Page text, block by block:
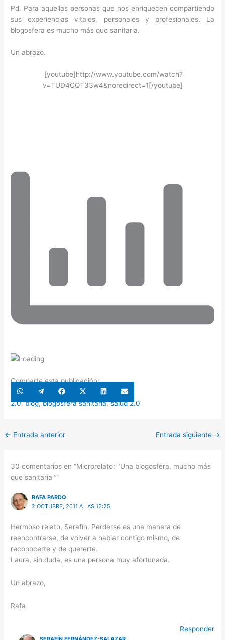
Pd. Para aquellas personas que nos enriquecen compartiendo
sus experiencias vitales, personales y profesionales. La
blogosfera es mucho más que sanitaria.
Un abrazo.
[youtube]http://www.youtube.com/watch?
v=TUD4CQT33w4&noredirect=1[/youtube]
Comparte esta publicación:
Compartir
WhatsApp
Compartir
Telegram
Compartir
Facebook
Compartir
X
(Twitter)
Compartir
LinkedIn
Compartir
en
Email
2.0,blog,blogosfera sanitaria,salud 2.0
← Entrada anterior Entrada siguiente →
30 comentarios en “Microrelato: "Una blogosfera, mucho más
que sanitaria"”
RAFA PARDO
2 OCTUBRE, 2011 A LAS 12:25
Hermoso relato, Serafín. Perderse es una manera de
reencontrarse, de volver a hablar contigo mismo, de
reconocerte y de quererte.
Laura, sin duda, es una persona muy afortunada.
Un abrazo,
Rafa
Responder